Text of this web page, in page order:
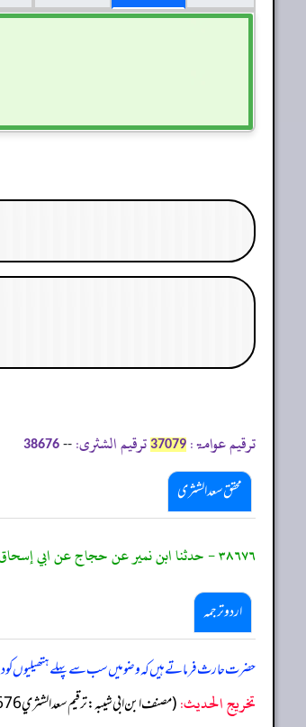
ترقیم عوامۃ: 37079 ترقیم الشثری: --
38676
محقق سعد الشثری
٣٨٦٧٦ - حدثنا ابن نمير عن حجاج عن ابي إسحاق عن الحارث قال: اول شيء يبدا به قبل الوضوء غسل الكفين.
اردو ترجمہ
حضرت حارث فرماتے ہیں کہ وضو میں سب سے پہلے ہتھیلیوں کو
تخریج الحدیث:(مصنف ابن ابي شيبه: ترقيم سعد الشثري 38676، ترقيم محمد عوامة 37079)